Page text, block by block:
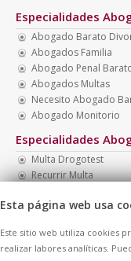
Especialidades
Abogado Barato
Abogados Familia
Abogado Penal
Abogados Multas
Necesito Abogado
Abogado Monitorio
Especialidades
Multa Drogotest
Recurrir Multa
Abogado Presupuesto
Abogados Boadilla
Esta página web usa
Este sitio web utiliza cookies
realizar labores analíticas.